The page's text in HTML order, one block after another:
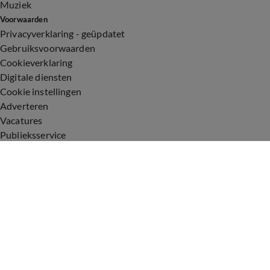
Muziek
Voorwaarden
Privacyverklaring - geüpdatet
Gebruiksvoorwaarden
Cookieverklaring
Digitale diensten
Cookie instellingen
Adverteren
Vacatures
Publieksservice